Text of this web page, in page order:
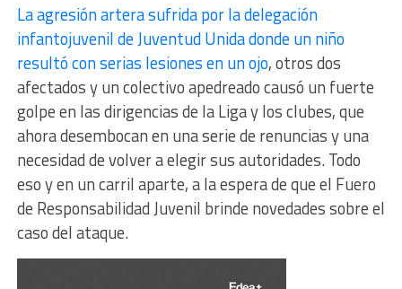
La agresión artera sufrida por la delegación
infantojuvenil de Juventud Unida donde un niño
resultó con serias lesiones en un ojo, otros dos
afectados y un colectivo apedreado causó un fuerte
golpe en las dirigencias de la Liga y los clubes, que
ahora desembocan en una serie de renuncias y una
necesidad de volver a elegir sus autoridades. Todo
eso y en un carril aparte, a la espera de que el Fuero
de Responsabilidad Juvenil brinde novedades sobre el
caso del ataque.